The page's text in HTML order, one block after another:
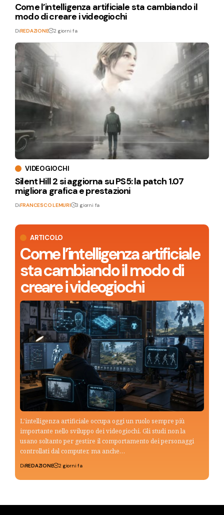
ARTICOLO
Come l’intelligenza artificiale
sta cambiando il modo di
creare i videogiochi
L'intelligenza artificiale occupa oggi un ruolo sempre più
importante nello sviluppo dei videogiochi. Gli studi non la
usano soltanto per gestire il comportamento dei personaggi
controllati dal computer, ma anche…
DiREDAZIONE 2 giorni fa
Come l’intelligenza artificiale sta cambiando il
modo di creare i videogiochi
DiREDAZIONE 2 giorni fa
VIDEOGIOCHI
Silent Hill 2 si aggiorna su PS5: la patch 1.07
migliora grafica e prestazioni
DiFRANCESCO LEMURI 3 giorni fa